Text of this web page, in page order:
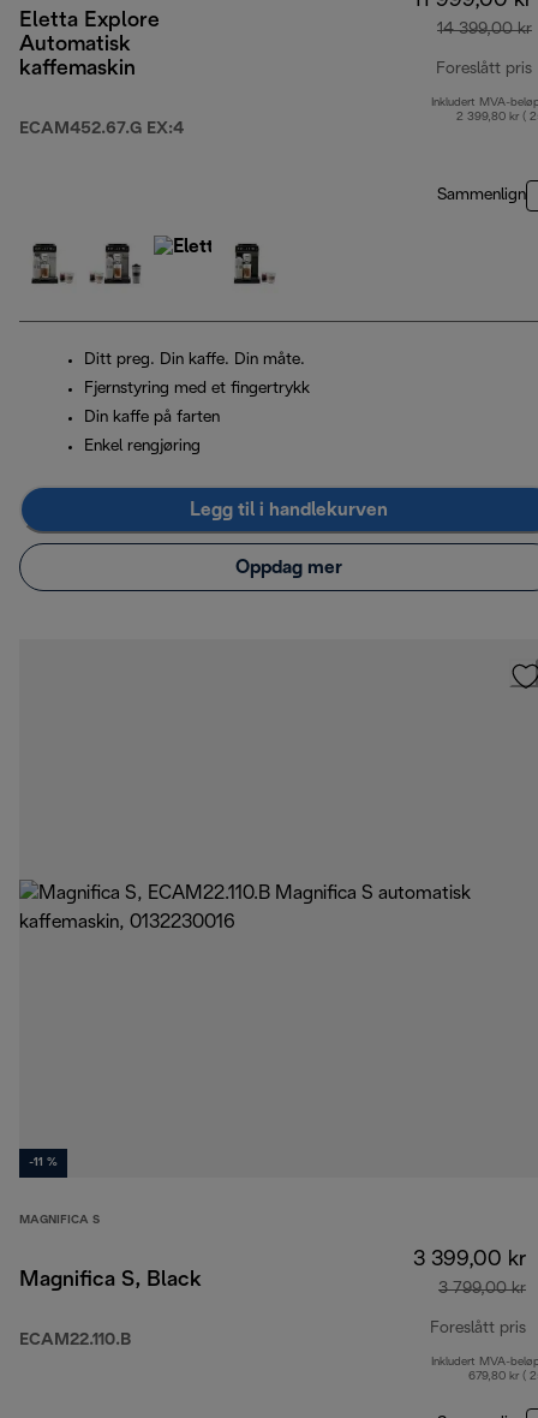
Eletta Explore
Automatisk
kaffemaskin
ECAM452.67.G EX:4
14 399,00 kr
Foreslått pris
Inkludert MVA-
2 399,80 kr (
Sammenlign
Ditt preg. Din kaffe. Din måte.
Fjernstyring med et fingertrykk
Din kaffe på farten
Enkel rengjøring
Legg til i handlekurven
Oppdag mer
-11 %
MAGNIFICA S
Magnifica S, Black
ECAM22.110.B
3 399,00 kr
3 799,00 kr
Foreslått pris
Inkludert MVA-
679,80 kr (